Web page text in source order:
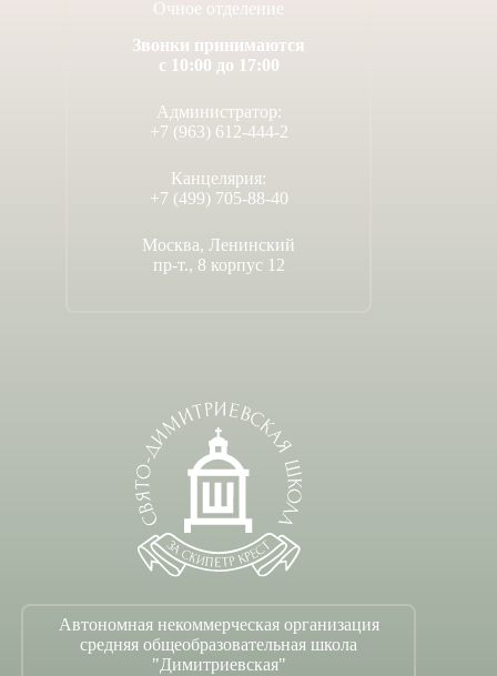
Очное отделение
Звонки принимаются
с 10:00 до 17:00
Администратор:
+7 (963) 612-444-2
Канцелярия:
+7 (499) 705-88-40
Москва, Ленинский
пр-т., 8 корпус 12
Автономная некоммерческая организация
средняя общеобразовательная школа
"Димитриевская"